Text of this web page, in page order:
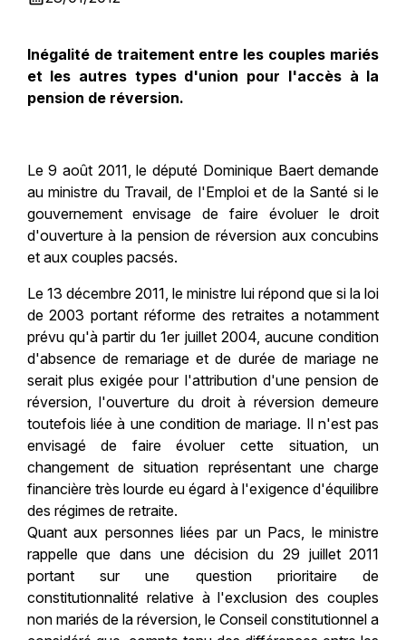
Inégalité de traitement entre les couples mariés
et les autres types d'union pour l'accès à la
pension de réversion.
Le 9 août 2011, le député Dominique Baert demande
au ministre du Travail, de l'Emploi et de la Santé si le
gouvernement envisage de faire évoluer le droit
d'ouverture à la pension de réversion aux concubins
et aux couples pacsés.
Le 13 décembre 2011, le ministre lui répond que si la loi
de 2003 portant réforme des retraites a notamment
prévu qu'à partir du 1er juillet 2004, aucune condition
d'absence de remariage et de durée de mariage ne
serait plus exigée pour l'attribution d'une pension de
réversion, l'ouverture du droit à réversion demeure
toutefois liée à une condition de mariage. Il n'est pas
envisagé de faire évoluer cette situation, un
changement de situation représentant une charge
financière très lourde eu égard à l'exigence d'équilibre
des régimes de retraite.
Quant aux personnes liées par un Pacs, le ministre
rappelle que dans une décision du 29 juillet 2011
portant sur une question prioritaire de
constitutionnalité relative à l'exclusion des couples
non mariés de la réversion, le Conseil constitutionnel a